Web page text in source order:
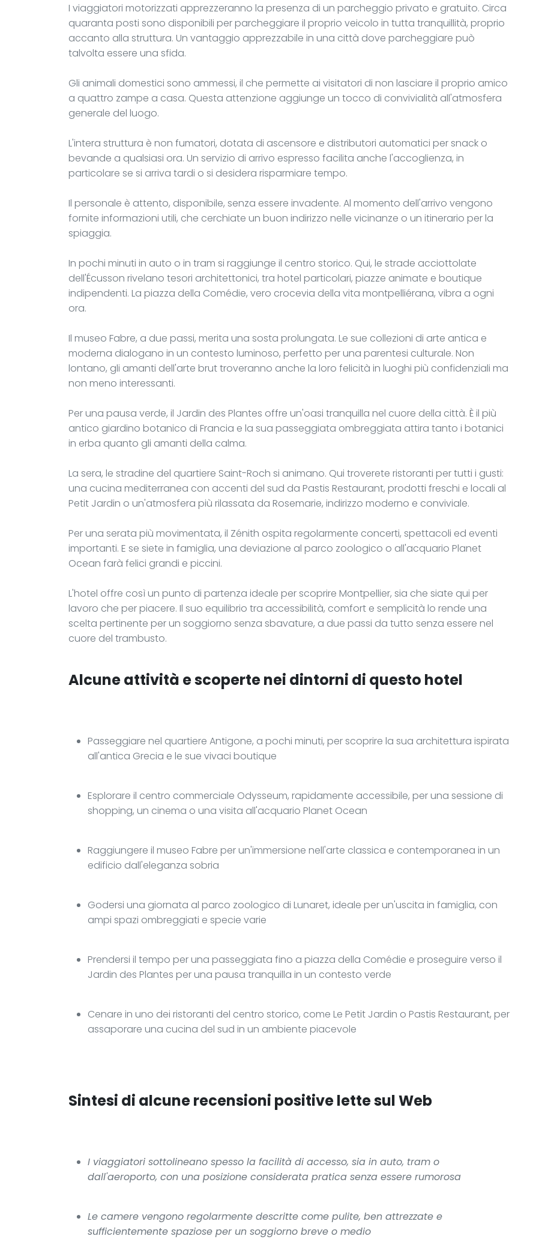
I viaggiatori motorizzati apprezzeranno la presenza di un parcheggio privato e gratuito. Circa
quaranta posti sono disponibili per parcheggiare il proprio veicolo in tutta tranquillità, proprio
accanto alla struttura. Un vantaggio apprezzabile in una città dove parcheggiare può
talvolta essere una sfida.
Gli animali domestici sono ammessi, il che permette ai visitatori di non lasciare il proprio amico
a quattro zampe a casa. Questa attenzione aggiunge un tocco di convivialità all'atmosfera
generale del luogo.
L'intera struttura è non fumatori, dotata di ascensore e distributori automatici per snack o
bevande a qualsiasi ora. Un servizio di arrivo espresso facilita anche l'accoglienza, in
particolare se si arriva tardi o si desidera risparmiare tempo.
Il personale è attento, disponibile, senza essere invadente. Al momento dell'arrivo vengono
fornite informazioni utili, che cerchiate un buon indirizzo nelle vicinanze o un itinerario per la
spiaggia.
In pochi minuti in auto o in tram si raggiunge il centro storico. Qui, le strade acciottolate
dell'Écusson rivelano tesori architettonici, tra hotel particolari, piazze animate e boutique
indipendenti. La piazza della Comédie, vero crocevia della vita montpelliérana, vibra a ogni
ora.
Il museo Fabre, a due passi, merita una sosta prolungata. Le sue collezioni di arte antica e
moderna dialogano in un contesto luminoso, perfetto per una parentesi culturale. Non
lontano, gli amanti dell'arte brut troveranno anche la loro felicità in luoghi più confidenziali ma
non meno interessanti.
Per una pausa verde, il Jardin des Plantes offre un'oasi tranquilla nel cuore della città. È il più
antico giardino botanico di Francia e la sua passeggiata ombreggiata attira tanto i botanici
in erba quanto gli amanti della calma.
La sera, le stradine del quartiere Saint-Roch si animano. Qui troverete ristoranti per tutti i gusti:
una cucina mediterranea con accenti del sud da Pastis Restaurant, prodotti freschi e locali al
Petit Jardin o un'atmosfera più rilassata da Rosemarie, indirizzo moderno e conviviale.
Per una serata più movimentata, il Zénith ospita regolarmente concerti, spettacoli ed eventi
importanti. E se siete in famiglia, una deviazione al parco zoologico o all'acquario Planet
Ocean farà felici grandi e piccini.
L'hotel offre così un punto di partenza ideale per scoprire Montpellier, sia che siate qui per
lavoro che per piacere. Il suo equilibrio tra accessibilità, comfort e semplicità lo rende una
scelta pertinente per un soggiorno senza sbavature, a due passi da tutto senza essere nel
cuore del trambusto.
Alcune attività e scoperte nei dintorni di questo hotel
Passeggiare nel quartiere Antigone, a pochi minuti, per scoprire la sua architettura ispirata
all'antica Grecia e le sue vivaci boutique
Esplorare il centro commerciale Odysseum, rapidamente accessibile, per una sessione di
shopping, un cinema o una visita all'acquario Planet Ocean
Raggiungere il museo Fabre per un'immersione nell'arte classica e contemporanea in un
edificio dall'eleganza sobria
Godersi una giornata al parco zoologico di Lunaret, ideale per un'uscita in famiglia, con
ampi spazi ombreggiati e specie varie
Prendersi il tempo per una passeggiata fino a piazza della Comédie e proseguire verso il
Jardin des Plantes per una pausa tranquilla in un contesto verde
Cenare in uno dei ristoranti del centro storico, come Le Petit Jardin o Pastis Restaurant, per
assaporare una cucina del sud in un ambiente piacevole
Sintesi di alcune recensioni positive lette sul Web
I viaggiatori sottolineano spesso la facilità di accesso, sia in auto, tram o
dall'aeroporto, con una posizione considerata pratica senza essere rumorosa
Le camere vengono regolarmente descritte come pulite, ben attrezzate e
sufficientemente spaziose per un soggiorno breve o medio